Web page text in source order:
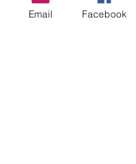
Email Facebook